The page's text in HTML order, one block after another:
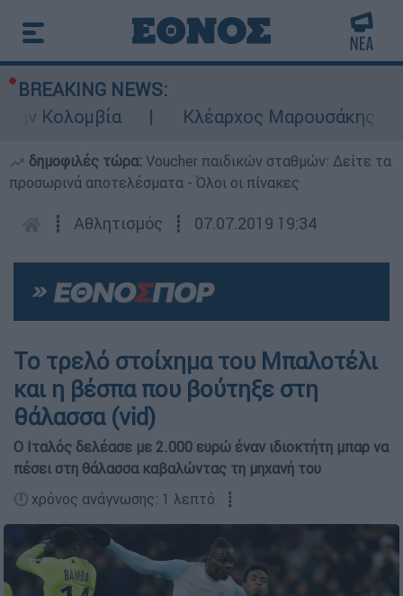
BREAKING NEWS:
Κολομβία
Κλέαρχος Μαρουσάκης:
δημοφιλές τώρα: Voucher παιδικών σταθμών: Δείτε τα
προσωρινά αποτελέσματα - Όλοι οι πίνακες
┋ Αθλητισμός ┋ 07.07.2019 19:34
Το τρελό στοίχημα του Μπαλοτέλι
και η βέσπα που βούτηξε στη
θάλασσα (vid)
Ο Ιταλός δελέασε με 2.000 ευρώ έναν ιδιοκτήτη μπαρ να
πέσει στη θάλασσα καβαλώντας τη μηχανή του
🕛 χρόνος ανάγνωσης: 1 λεπτό ┋